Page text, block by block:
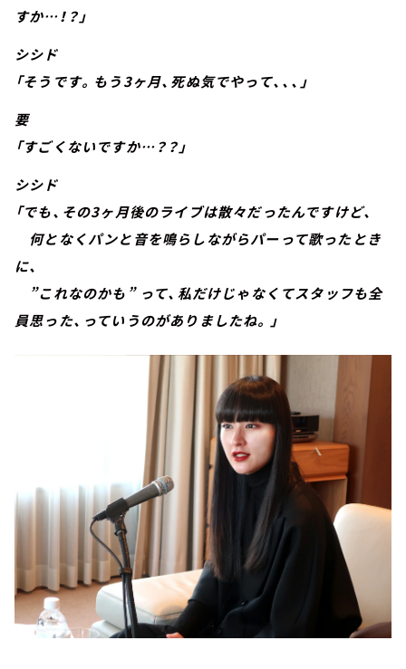
すか…！？」
シシド
「そうです。もう3ヶ月、死ぬ気でやって、、、」
要
「すごくないですか…？？」
シシド
「でも、その3ヶ月後のライブは散々だったんですけど、
何となくパンと音を鳴らしながらパーって歌ったとき
に、
”これなのかも” って、私だけじゃなくてスタッフも全
員思った、っていうのがありましたね。」